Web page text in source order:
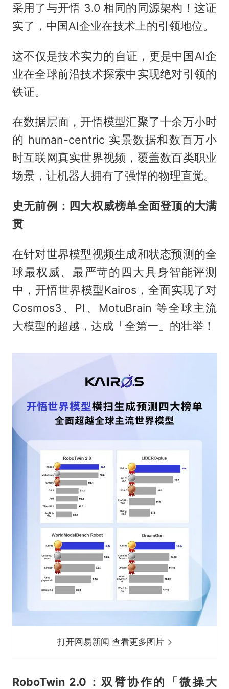
采用了与开悟 3.0 相同的同源架构！这证
实了，中国AI企业在技术上的引领地位。
这不仅是技术实力的自证，更是中国AI企
业在全球前沿技术探索中实现绝对引领的
铁证。
在数据层面，开悟模型汇聚了十余万小时
的 human-centric 实景数据和数百万小
时互联网真实世界视频，覆盖数百类职业
场景，让机器人拥有了强悍的物理直觉。
史无前例：四大权威榜单全面登顶的大满
贯
在针对世界模型视频生成和状态预测的全
球最权威、最严苛的四大具身智能评测
中，开悟世界模型Kairos，全面实现了对
Cosmos3、PI、MotuBrain 等全球主流
大模型的超越，达成「全第一」的壮举！
打开网易新闻 查看更多图片
RoboTwin 2.0：双臂协作的「微操大